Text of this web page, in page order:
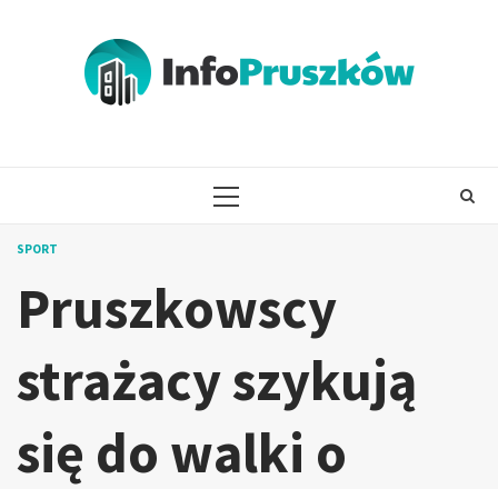
PRIMARY
SPORT
Pruszkowscy
strażacy szykują
się do walki o